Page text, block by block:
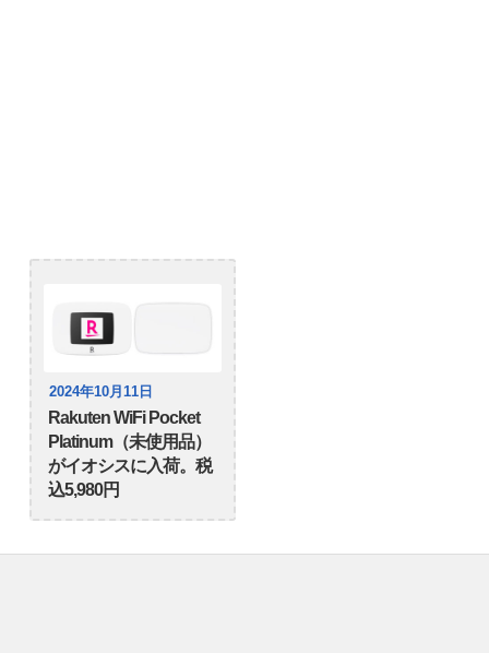
2024年10月11日
Rakuten WiFi Pocket
Platinum（未使用品）
がイオシスに入荷。税
込5,980円